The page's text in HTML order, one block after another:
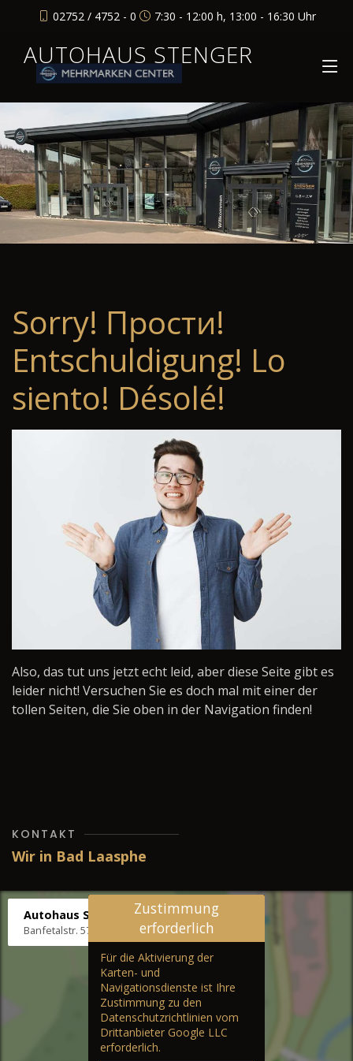
02752 / 4752 - 0 7:30 - 12:00 h, 13:00 - 16:30 Uhr
AUTOHAUS STENGER
Sorry! Прости!
Entschuldigung! Lo
siento! Désolé!
Also, das tut uns jetzt echt leid, aber diese Seite gibt es
leider nicht! Versuchen Sie es doch mal mit einer der
tollen Seiten, die Sie oben in der Navigation finden!
KONTAKT
Wir in Bad Laasphe
Autohaus Stenger
Banfetalstr. 57, 57334 Bad Laasphe
Zustimmung
erforderlich
Für die Aktivierung der
Karten- und
Navigationsdienste ist Ihre
Zustimmung zu den
Datenschutzrichtlinien vom
Drittanbieter Google LLC
erforderlich.